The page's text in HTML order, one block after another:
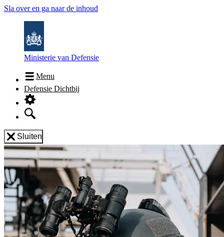
Sla over en ga naar de inhoud
Ministerie van Defensie
Menu
Defensie Dichtbij
Sluiten